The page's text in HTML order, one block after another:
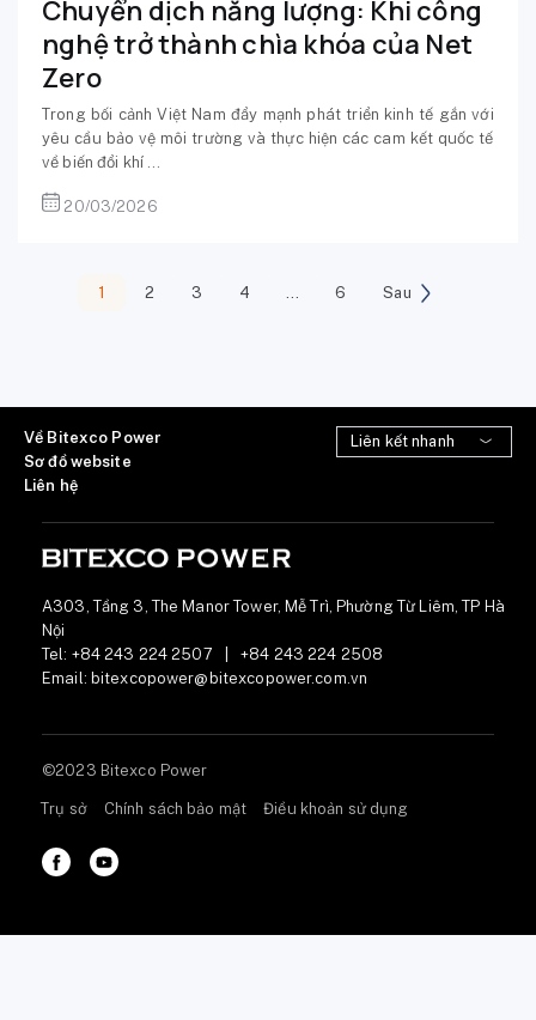
Chuyển dịch năng lượng: Khi công
nghệ trở thành chìa khóa của Net
Zero
Trong bối cảnh Việt Nam đẩy mạnh phát triển kinh tế gắn với
yêu cầu bảo vệ môi trường và thực hiện các cam kết quốc tế
về biến đổi khí ...
20/03/2026
1 2 3 4 6 Sau
Về Bitexco Power
Sơ đồ website
Liên hệ
A303, Tầng 3, The Manor Tower, Mễ Trì, Phường Từ Liêm, TP Hà
Nội
Tel: +84 243 224 2507
+84 243 224 2508
Email: bitexcopower@bitexcopower.com.vn
©2023 Bitexco Power
Trụ sở Chính sách bảo mật Điều khoản sử dụng